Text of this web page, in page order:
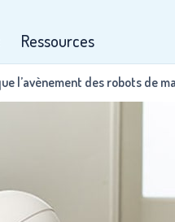
Ressources
l’avènement des robots de